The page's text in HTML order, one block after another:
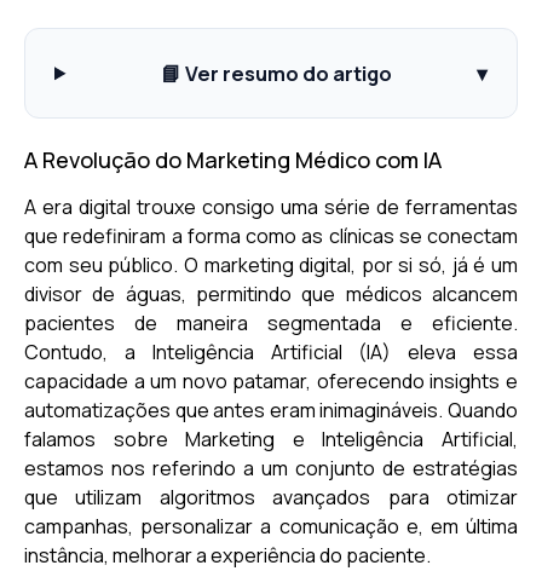
📘 Ver resumo do artigo ▾
A Revolução do Marketing Médico com IA
A era digital trouxe consigo uma série de ferramentas
que redefiniram a forma como as clínicas se conectam
com seu público. O marketing digital, por si só, já é um
divisor de águas, permitindo que médicos alcancem
pacientes de maneira segmentada e eficiente.
Contudo, a Inteligência Artificial (IA) eleva essa
capacidade a um novo patamar, oferecendo insights e
automatizações que antes eram inimagináveis. Quando
falamos sobre Marketing e Inteligência Artificial,
estamos nos referindo a um conjunto de estratégias
que utilizam algoritmos avançados para otimizar
campanhas, personalizar a comunicação e, em última
instância, melhorar a experiência do paciente.